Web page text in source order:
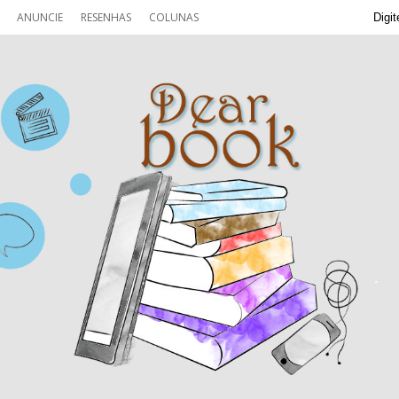
ANUNCIE RESENHAS COLUNAS